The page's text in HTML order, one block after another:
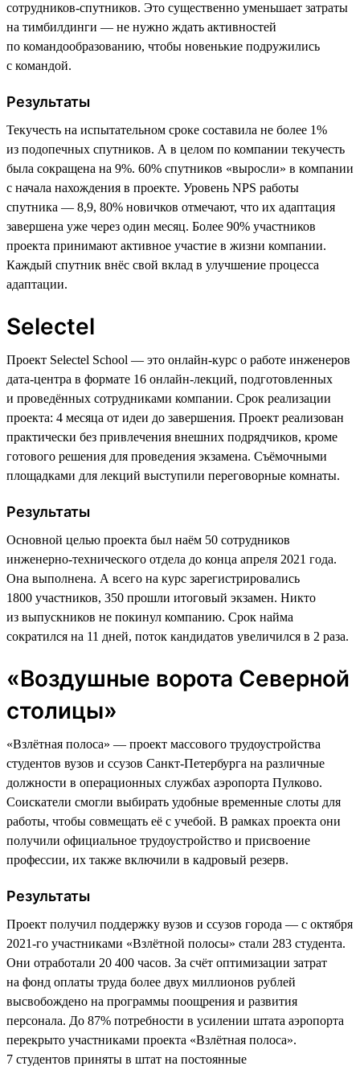
сотрудников-спутников. Это существенно уменьшает затраты
на тимбилдинги — не нужно ждать активностей
по командообразованию, чтобы новенькие подружились
с командой.
Результаты
Текучесть на испытательном сроке составила не более 1%
из подопечных спутников. А в целом по компании текучесть
была сокращена на 9%. 60% спутников «выросли» в компании
с начала нахождения в проекте. Уровень NPS работы
спутника — 8,9, 80% новичков отмечают, что их адаптация
завершена уже через один месяц. Более 90% участников
проекта принимают активное участие в жизни компании.
Каждый спутник внёс свой вклад в улучшение процесса
адаптации.
Selectel
Проект Selectel School — это онлайн-курс о работе инженеров
дата-центра в формате 16 онлайн-лекций, подготовленных
и проведённых сотрудниками компании. Срок реализации
проекта: 4 месяца от идеи до завершения. Проект реализован
практически без привлечения внешних подрядчиков, кроме
готового решения для проведения экзамена. Съёмочными
площадками для лекций выступили переговорные комнаты.
Результаты
Основной целью проекта был наём 50 сотрудников
инженерно-технического отдела до конца апреля 2021 года.
Она выполнена. А всего на курс зарегистрировались
1800 участников, 350 прошли итоговый экзамен. Никто
из выпускников не покинул компанию. Срок найма
сократился на 11 дней, поток кандидатов увеличился в 2 раза.
«Воздушные ворота Северной
столицы»
«Взлётная полоса» — проект массового трудоустройства
студентов вузов и ссузов Санкт-Петербурга на различные
должности в операционных службах аэропорта Пулково.
Соискатели смогли выбирать удобные временные слоты для
работы, чтобы совмещать её с учебой. В рамках проекта они
получили официальное трудоустройство и присвоение
профессии, их также включили в кадровый резерв.
Результаты
Проект получил поддержку вузов и ссузов города — с октября
2021-го участниками «Взлётной полосы» стали 283 студента.
Они отработали 20 400 часов. За счёт оптимизации затрат
на фонд оплаты труда более двух миллионов рублей
высвобождено на программы поощрения и развития
персонала. До 87% потребности в усилении штата аэропорта
перекрыто участниками проекта «Взлётная полоса».
7 студентов приняты в штат на постоянные